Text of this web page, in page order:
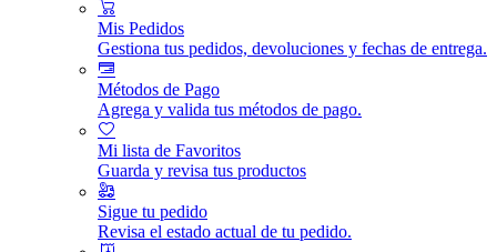
Mis Pedidos
Gestiona tus pedidos, devoluciones y fechas de entrega.
Métodos de Pago
Agrega y valida tus métodos de pago.
Mi lista de Favoritos
Guarda y revisa tus productos
Sigue tu pedido
Revisa el estado actual de tu pedido.